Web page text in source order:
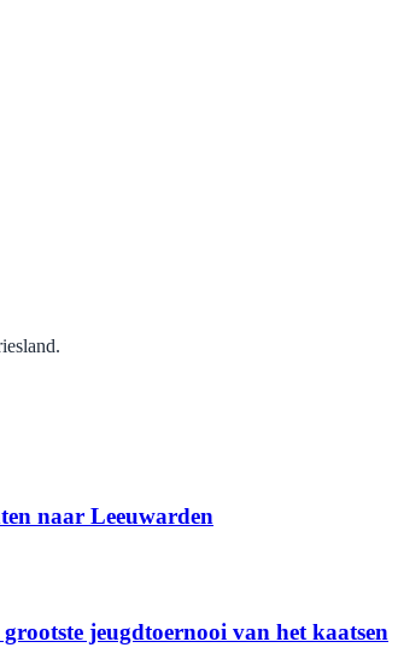
naar Leeuwarden
jeugdtoernooi van het kaatsen